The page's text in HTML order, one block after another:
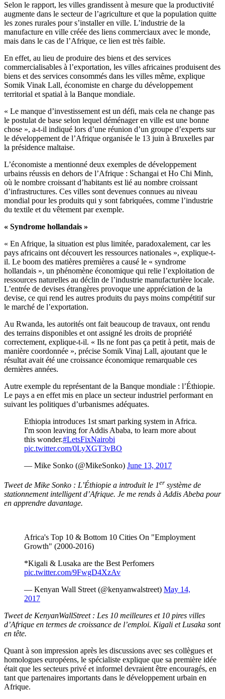
Selon le rapport, les villes grandissent à mesure que la productivité
augmente dans le secteur de l’agriculture et que la population quitte
les zones rurales pour s’installer en ville. L’industrie de la
manufacture en ville créée des liens commerciaux avec le monde,
mais dans le cas de l’Afrique, ce lien est très faible.
En effet, au lieu de produire des biens et des services
commercialisables à l’exportation, les villes africaines produisent des
biens et des services consommés dans les villes même, explique
Somik Vinak Lall, économiste en charge du développement
territorial et spatial à la Banque mondiale.
« Le manque d’investissement est un défi, mais cela ne change pas
le postulat de base selon lequel déménager en ville est une bonne
chose », a-t-il indiqué lors d’une réunion d’un groupe d’experts sur
le développement de l’Afrique organisée le 13 juin à Bruxelles par
la présidence maltaise.
L’économiste a mentionné deux exemples de développement
urbains réussis en dehors de l’Afrique : Schangai et Ho Chi Minh,
où le nombre croissant d’habitants est lié au nombre croissant
d’infrastructures. Ces villes sont devenues connues au niveau
mondial pour les produits qui y sont fabriquées, comme l’industrie
du textile et du vêtement par exemple.
« Syndrome hollandais »
« En Afrique, la situation est plus limitée, paradoxalement, car les
pays africains ont découvert les ressources nationales », explique-t-
il. Le boom des matières premières a causé le « syndrome
hollandais », un phénomène économique qui relie l’exploitation de
ressources naturelles au déclin de l’industrie manufacturière locale.
L’entrée de devises étrangères provoque une appréciation de la
devise, ce qui rend les autres produits du pays moins compétitif sur
le marché de l’exportation.
Au Rwanda, les autorités ont fait beaucoup de travaux, ont rendu
des terrains disponibles et ont assigné les droits de propriété
correctement, explique-t-il. « Ils ne font pas ça petit à petit, mais de
manière coordonnée », précise Somik Vinaj Lall, ajoutant que le
résultat avait été une croissance économique remarquable ces
dernières années.
Autre exemple du représentant de la Banque mondiale : l’Éthiopie.
Le pays a en effet mis en place un secteur industriel performant en
suivant les politiques d’urbanismes adéquates.
Ethiopia introduces 1st smart parking system in Africa.
I'm soon leaving for Addis Ababa, to learn more about
this wonder.#LetsFixNairobi
pic.twitter.com/0LyXGT3vBO
— Mike Sonko (@MikeSonko) June 13, 2017
Tweet de Mike Sonko : L’Éthiopie a introduit le 1er système de
stationnement intelligent d’Afrique. Je me rends à Addis Abeba pour
en apprendre davantage.
Africa's Top 10 & Bottom 10 Cities On "Employment
Growth" (2000-2016)
*Kigali & Lusaka are the Best Perfomers
pic.twitter.com/9FwgD4XzAv
— Kenyan Wall Street (@kenyanwalstreet) May 14,
2017
Tweet de KenyanWallStreet : Les 10 meilleures et 10 pires villes
d’Afrique en termes de croissance de l’emploi. Kigali et Lusaka sont
en tête.
Quant à son impression après les discussions avec ses collègues et
homologues européens, le spécialiste explique que sa première idée
était que les secteurs privé et informel devraient être encouragés, en
tant que partenaires importants dans le développement urbain en
Afrique.